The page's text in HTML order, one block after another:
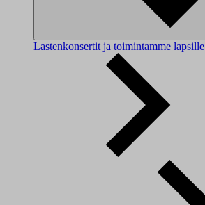
Lastenkonsertit ja toimintamme lapsille